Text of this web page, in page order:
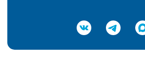
Подтвердить e-mail